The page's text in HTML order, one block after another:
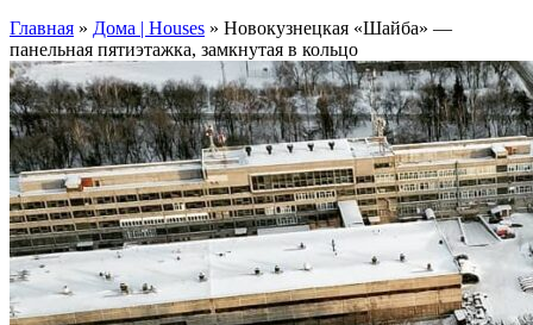
Главная » Дома | Houses » Новокузнецкая «Шайба» —
панельная пятиэтажка, замкнутая в кольцо